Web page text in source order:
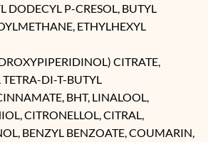
DODECYL P-CRESOL, BUTYL
ETHYLHEXYL
CITRATE,
DI-T-BUTYL
BHT, LINALOOL,
CITRONELLOL, CITRAL,
BENZYL BENZOATE, COUMARIN,